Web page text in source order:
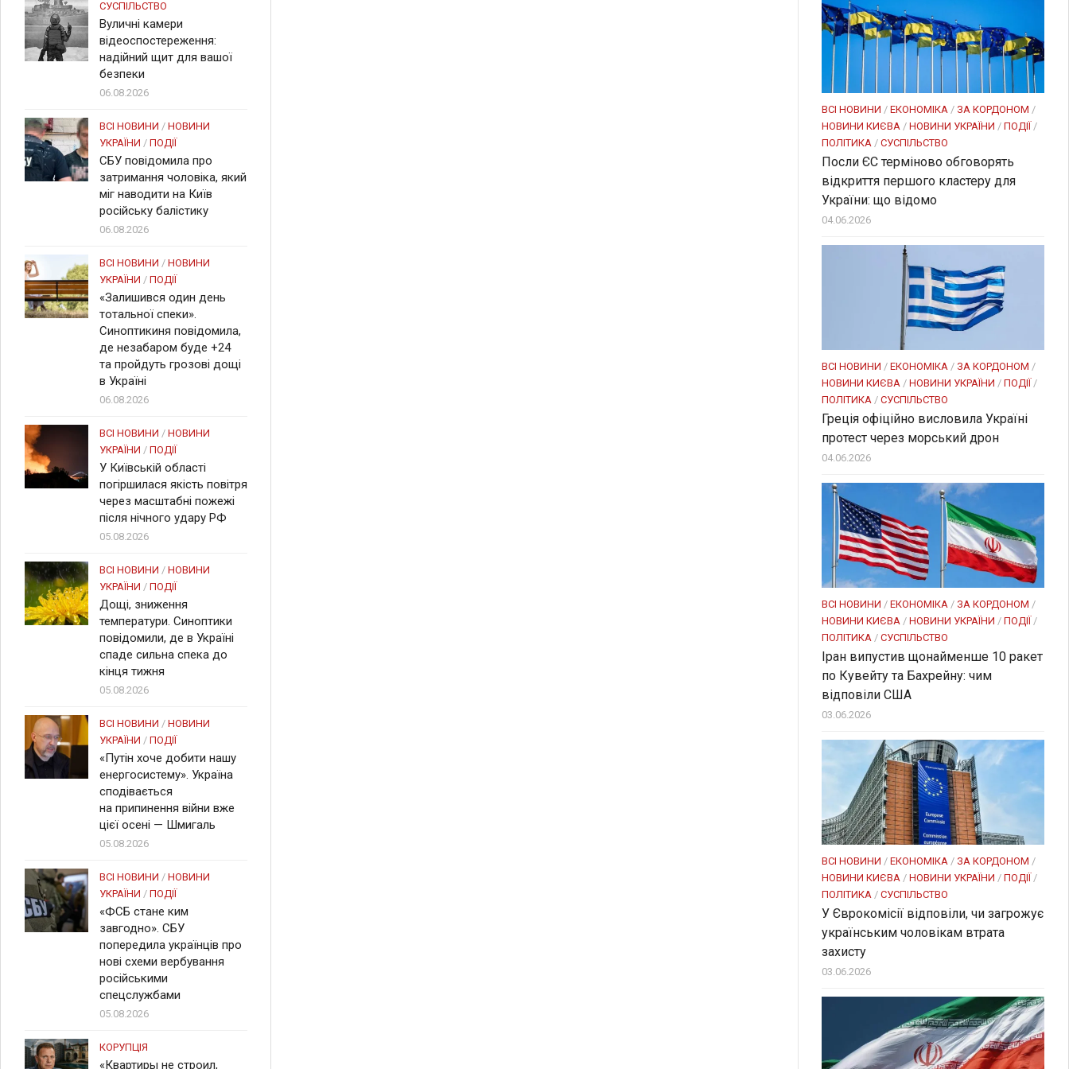
СУСПІЛЬСТВО
Вуличні камери
відеоспостереження:
надійний щит для вашої
безпеки
06.08.2026
ВСІ НОВИНИ / НОВИНИ
УКРАЇНИ / ПОДІЇ
СБУ повідомила про
затримання чоловіка, який
міг наводити на Київ
російську балістику
06.08.2026
ВСІ НОВИНИ / НОВИНИ
УКРАЇНИ / ПОДІЇ
«Залишився один день
тотальної спеки».
Синоптикиня повідомила,
де незабаром буде +24
та пройдуть грозові дощі
в Україні
06.08.2026
ВСІ НОВИНИ / НОВИНИ
УКРАЇНИ / ПОДІЇ
У Київській області
погіршилася якість повітря
через масштабні пожежі
після нічного удару РФ
05.08.2026
ВСІ НОВИНИ / НОВИНИ
УКРАЇНИ / ПОДІЇ
Дощі, зниження
температури. Синоптики
повідомили, де в Україні
спаде сильна спека до
кінця тижня
05.08.2026
ВСІ НОВИНИ / НОВИНИ
УКРАЇНИ / ПОДІЇ
«Путін хоче добити нашу
енергосистему». Україна
сподівається
на припинення війни вже
цієї осені — Шмигаль
05.08.2026
ВСІ НОВИНИ / НОВИНИ
УКРАЇНИ / ПОДІЇ
«ФСБ стане ким
завгодно». СБУ
попередила українців про
нові схеми вербування
російськими
спецслужбами
05.08.2026
КОРУПЦІЯ
«Квартиры не строил,
ВСІ НОВИНИ / ЕКОНОМІКА / ЗА КОРДОНОМ /
НОВИНИ КИЄВА / НОВИНИ УКРАЇНИ / ПОДІЇ /
ПОЛІТИКА / СУСПІЛЬСТВО
Посли ЄC терміново обговорять
відкриття першого кластеру для
України: що відомо
04.06.2026
ВСІ НОВИНИ / ЕКОНОМІКА / ЗА КОРДОНОМ /
НОВИНИ КИЄВА / НОВИНИ УКРАЇНИ / ПОДІЇ /
ПОЛІТИКА / СУСПІЛЬСТВО
Греція офіційно висловила Україні
протест через морський дрон
04.06.2026
ВСІ НОВИНИ / ЕКОНОМІКА / ЗА КОРДОНОМ /
НОВИНИ КИЄВА / НОВИНИ УКРАЇНИ / ПОДІЇ /
ПОЛІТИКА / СУСПІЛЬСТВО
Іран випустив щонайменше 10 ракет
по Кувейту та Бахрейну: чим
відповіли США
03.06.2026
ВСІ НОВИНИ / ЕКОНОМІКА / ЗА КОРДОНОМ /
НОВИНИ КИЄВА / НОВИНИ УКРАЇНИ / ПОДІЇ /
ПОЛІТИКА / СУСПІЛЬСТВО
У Єврокомісії відповіли, чи загрожує
українським чоловікам втрата
захисту
03.06.2026